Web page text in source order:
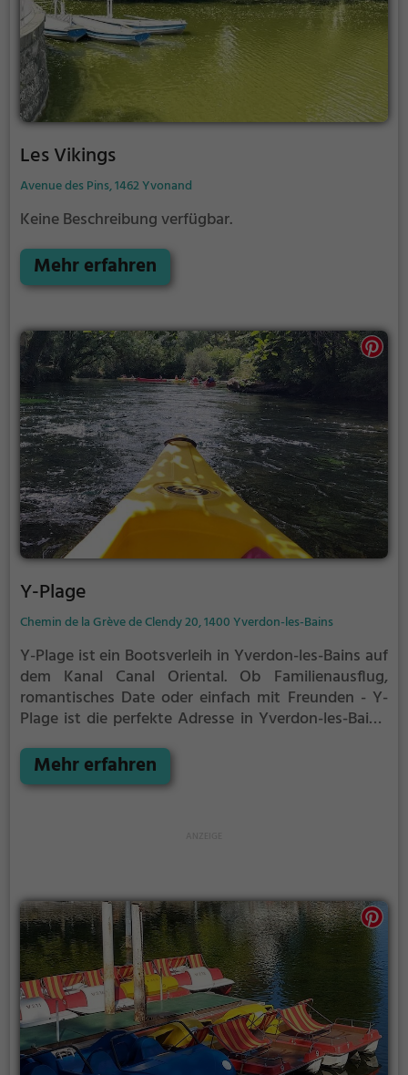
Les Vikings
Avenue des Pins, 1462 Yvonand
Keine Beschreibung verfügbar.
Mehr erfahren
Y-Plage
Chemin de la Grève de Clendy 20, 1400 Yverdon-les-Bains
Y-Plage ist ein Bootsverleih in Yverdon-les-Bains auf
dem Kanal Canal Oriental. Ob Familienausflug,
romantisches Date oder einfach mit Freunden - Y-
Plage ist die perfekte Adresse in Yverdon-les-Bains.
Sportbegeisterte und echte Wasserratten auf ihre
Kosten.
Mehr erfahren